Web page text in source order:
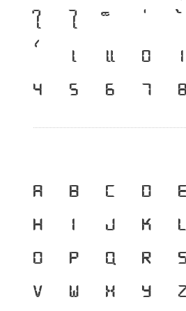
ใ
ไ
เ
แ ๐ ๑
๔
๕ ๖ ๗ ๘
A B C D E
H
I J K L
O
P Q R
V
W X Y